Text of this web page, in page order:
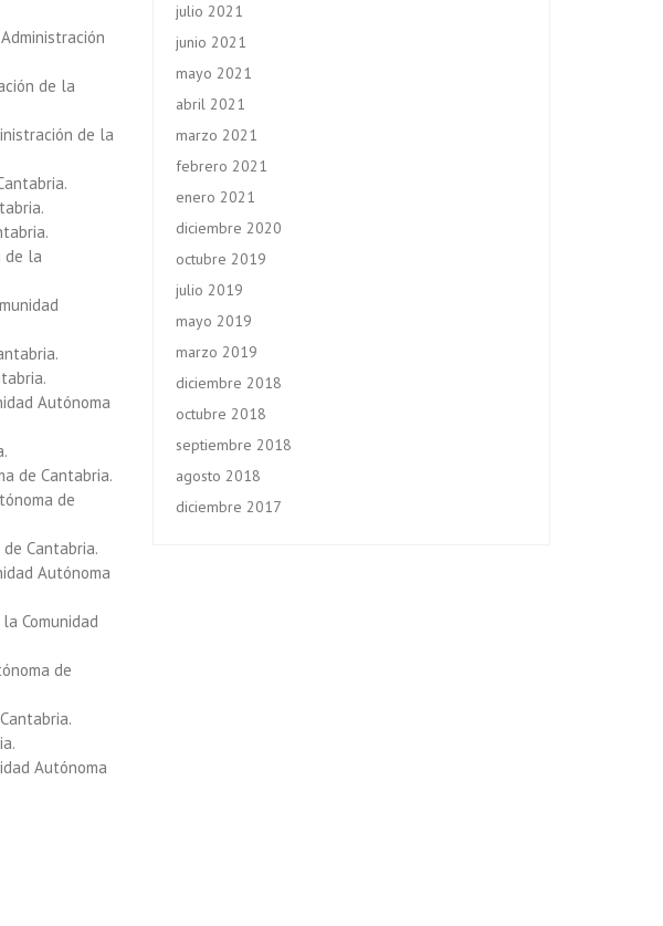
de la
de la
de la
Autónoma
de Cantabria.
de
Cantabria.
Autónoma
Comunidad
de
Autónoma
julio 2021
junio 2021
mayo 2021
abril 2021
marzo 2021
febrero 2021
enero 2021
diciembre 2020
octubre 2019
julio 2019
mayo 2019
marzo 2019
diciembre 2018
octubre 2018
septiembre 2018
agosto 2018
diciembre 2017